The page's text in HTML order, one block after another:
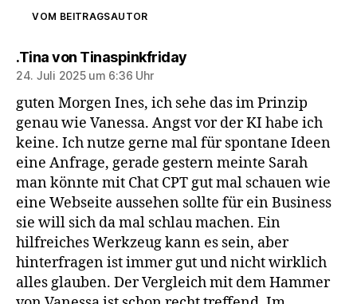
VOM BEITRAGSAUTOR
.Tina von Tinaspinkfridaysagt:
24. Juli 2025 um 6:36 Uhr
guten Morgen Ines, ich sehe das im Prinzip
genau wie Vanessa. Angst vor der KI habe ich
keine. Ich nutze gerne mal für spontane Ideen
eine Anfrage, gerade gestern meinte Sarah
man könnte mit Chat CPT gut mal schauen wie
eine Webseite aussehen sollte für ein Business
sie will sich da mal schlau machen. Ein
hilfreiches Werkzeug kann es sein, aber
hinterfragen ist immer gut und nicht wirklich
alles glauben. Der Vergleich mit dem Hammer